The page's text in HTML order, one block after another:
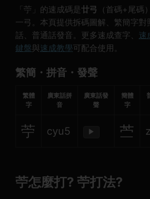
「苧」的速成碼是 廿弓 （首碼+尾碼
一弓。本頁提供拆碼圖解、繁簡字對
話、普通話發音。更多速成查字、 速
鍵盤與速成教學可配合使用。
繁簡・拼音・發聲
繁體
字
廣東話拼
音
廣東話發
聲
簡體
字
苧 cyu5 ▶ 苎
苧怎麼打? 苧打法?